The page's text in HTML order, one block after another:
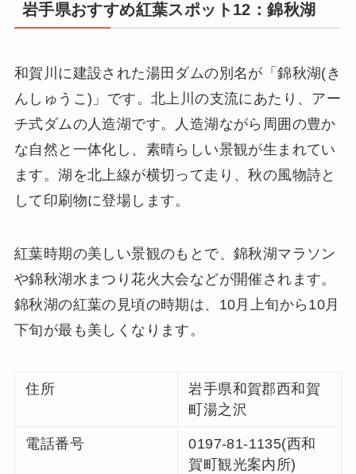
岩手県おすすめ紅葉スポット12：錦秋湖
和賀川に建設された湯田ダムの別名が「錦秋湖(き
んしゅうこ)」です。北上川の支流にあたり、アー
チ式ダムの人造湖です。人造湖ながら周囲の豊か
な自然と一体化し、素晴らしい景観が生まれてい
ます。湖を北上線が横切って走り、秋の風物詩と
して印刷物に登場します。
紅葉時期の美しい景観のもとで、錦秋湖マラソン
や錦秋湖水まつり花火大会などが開催されます。
錦秋湖の紅葉の見頃の時期は、10月上旬から10月
下旬が最も美しくなります。
住所
岩手県和賀郡西和賀
町湯之沢
電話番号
0197-81-1135(西和
賀町観光案内所)